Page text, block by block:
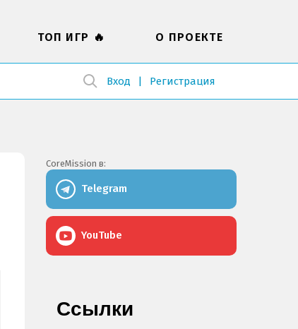
Вход Регистрация
ТОП ИГР 🔥 О ПРОЕКТЕ
CoreMission в:
Telegram
YouTube
Ссылки